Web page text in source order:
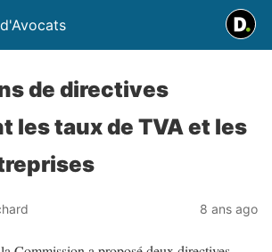
de directives
les taux de TVA et les
8 ans ago